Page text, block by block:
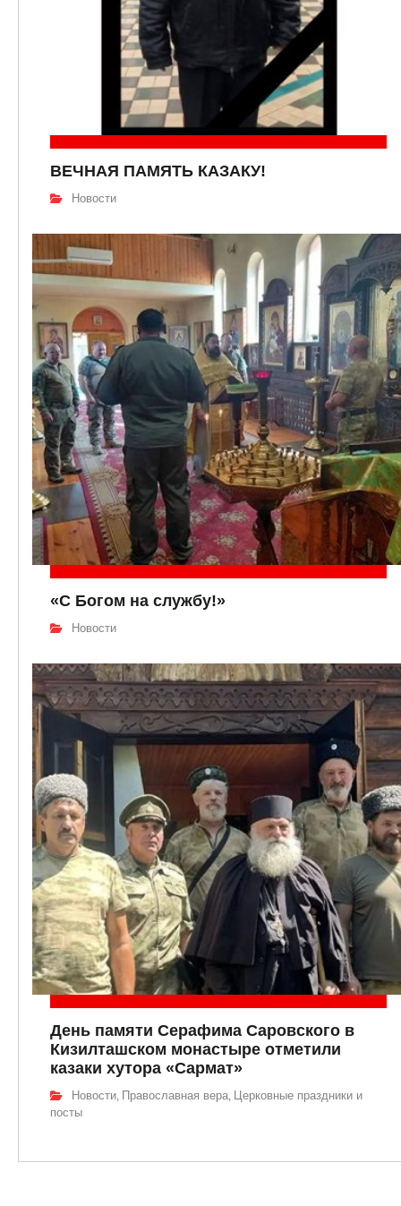
ВЕЧНАЯ ПАМЯТЬ КАЗАКУ!
Новости
«С Богом на службу!»
Новости
День памяти Серафима Саровского в
Кизилташском монастыре отметили
казаки хутора «Сармат»
Новости, Православная вера,
Церковные праздники и
посты